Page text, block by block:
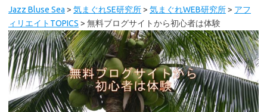
Jazz Bluse Sea > 気まぐれSE研究所> 気まぐれWEB研究所> アフ
ィリエイトTOPICS > 無料ブログサイトから初心者は体験